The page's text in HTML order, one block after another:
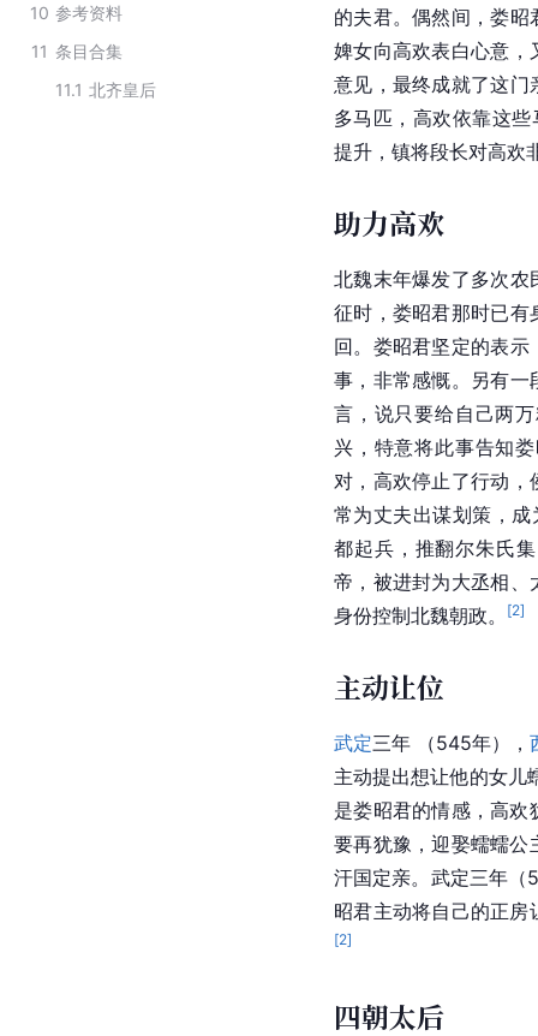
10 参考资料
11 条目合集
11.1 北齐皇后
的夫君。偶然间，娄
婢女向高欢表白心意，
意见，最终成就了这门
多马匹，高欢依靠这
提升，镇将段长对高欢
助力高欢
北魏末年爆发了多次
征时，娄昭君那时已有
回。娄昭君坚定的表
事，非常感慨。另有一
言，说只要给自己两
兴，特意将此事告知
对，高欢停止了行动
常为丈夫出谋划策，
都起兵，推翻尔朱氏
帝，被进封为大丞相、
身份控制北魏朝政。
[2]
主动让位
武定三年 （545年），
主动提出想让他的女儿
是娄昭君的情感，高欢
要再犹豫，迎娶蠕蠕公
汗国定亲。武定三年（
昭君主动将自己的正
[2]
四朝太后